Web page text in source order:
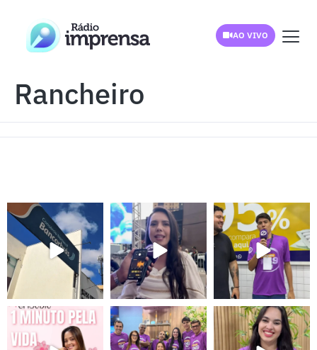
AO VIVO
Rancheiro